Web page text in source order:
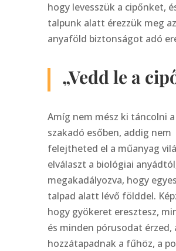
hogy levesszük a cipőnket,
talpunk alatt érezzük meg az
anyaföld biztonságot adó
„Vedd le a
Amíg nem mész ki táncolni
szakadó esőben, addig nem
felejtheted el a műanyag
elválaszt a biológiai
megakadályozva, hogy
talpad alatt lévő földdel.
hogy gyökeret eresztesz,
és minden pórusodat érzed,
hozzátapadnak a fűhöz, a